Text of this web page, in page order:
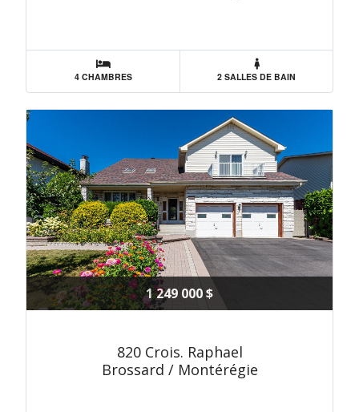
4 CHAMBRES 2 SALLES DE BAIN
1 249 000 $
820 Crois. Raphael
Brossard / Montérégie